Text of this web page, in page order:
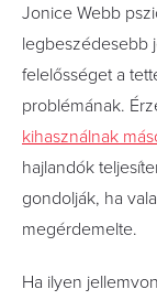
Jonice Webb
legbeszédesebb
felelősséget a
problémának.
kihasználnak
hajlandók
gondolják, ha
megérdemelte.
Ha ilyen